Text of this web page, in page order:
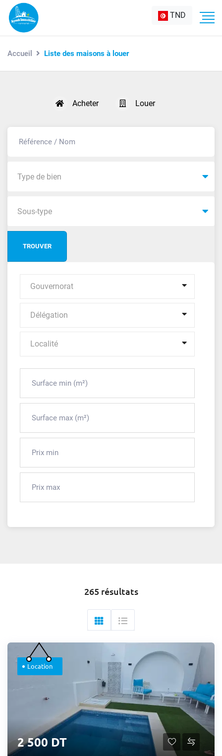
TND
Accueil Liste des maisons à louer
Acheter Louer
Type de bien
Sous-type
Gouvernorat
Délégation
Localité
265 résultats
Location
2 500 DT